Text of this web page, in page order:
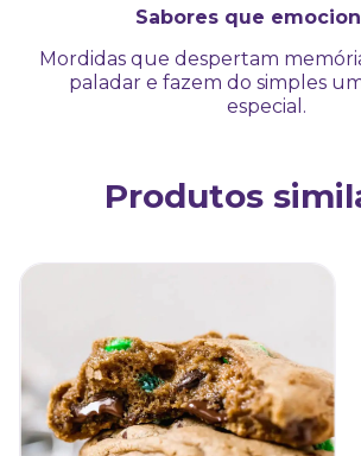
Sabores que
Mordidas que despertam
paladar e fazem do simples
especial.
Produtos